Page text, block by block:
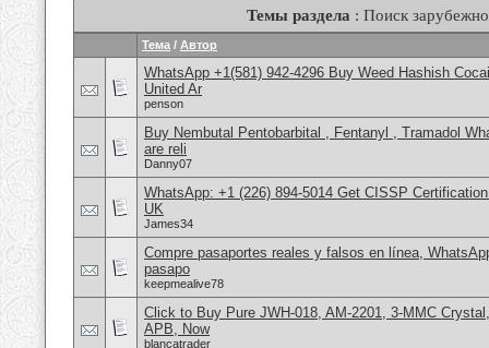
Темы раздела : Поиск
Тема / Автор
WhatsApp +1(581) 942-4296 Buy Weed Hashish
United Ar
penson
Buy Nembutal Pentobarbital , Fentanyl , Tramadol
are reli
Danny07
WhatsApp: +1 (226) 894-5014​ Get CISSP
UK
James34
Compre pasaportes reales y falsos en línea,
pasapo
keepmealive78
Click to Buy Pure JWH-018, AM-2201, 3-MMC
APB, Now
blancatrader